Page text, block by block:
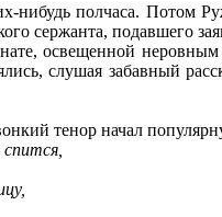
нибудь полчаса. Потом
сержанта, подавшего
освещенной
слушая забавный
тенор начал